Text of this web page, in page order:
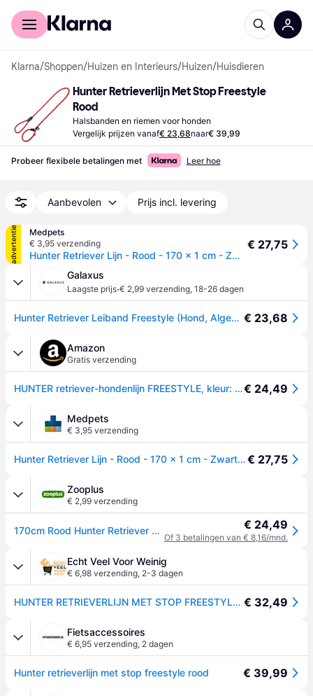
Voor shoppers
Klarna/Shoppen/Huizen en Interieurs/Huizen/Huisdieren
Hunter Retrieverlijn Met Stop Freestyle
Rood
Halsbanden en riemen voor honden
Vergelijk prijzen vanaf€ 23,68naar€ 39,99
Probeer flexibele betalingen met Leer hoe
Aanbevolen Prijs incl. levering
advertentie
Medpets
€ 3,95 verzending
Hunter Retriever Lijn - Rood - 170 x 1 cm - Zwart,Geel,Blauw,Groen,Rood
€ 27,75
Galaxus
Laagste prijs·€ 2,99 verzending, 18-26 dagen
Hunter Retriever Leiband Freestyle (Hond, Algemeen), Kraag + Leiband € 23,68
Amazon
Gratis verzending
HUNTER retriever-hondenlijn FREESTYLE, kleur: rood, geïntegreerde halsband, traploos verstelbaar, weerbestendig, onderhoudsvriendelijk, goede grip, maat: 10/170€ 24,49
Medpets
€ 3,95 verzending
Hunter Retriever Lijn - Rood - 170 x 1 cm - Zwart,Geel,Blauw,Groen,Rood€ 27,75
Zooplus
€ 2,99 verzending
170cm Rood Hunter Retriever Freestyle Hondenriem € 24,49
Of 3 betalingen van € 8,16/mnd.
Echt Veel Voor Weinig
€ 6,98 verzending, 2-3 dagen
HUNTER RETRIEVERLIJN MET STOP FREESTYLE ROOD € 32,49
Fietsaccessoires
€ 6,95 verzending, 2 dagen
Hunter retrieverlijn met stop freestyle rood € 39,99